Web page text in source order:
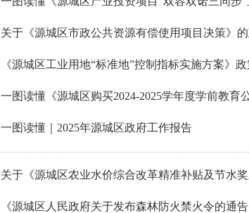
关于《源城区市政公共资源有偿使用项目决策》
《源城区工业用地“标准地”控制指标实施方案》
一图读懂《源城区购买2024-2025学年度学前教育
一图读懂｜2025年源城区政府工作报告
关于《源城区农业水价综合改革精准补贴及节水
《源城区人民政府关于发布森林防火禁火令的通